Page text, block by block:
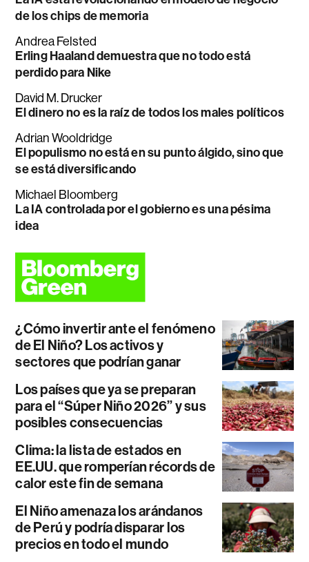
de los chips de memoria
Andrea Felsted
Erling Haaland demuestra que no todo está
perdido para Nike
David M. Drucker
El dinero no es la raíz de todos los males políticos
Adrian Wooldridge
El populismo no está en su punto álgido, sino que
se está diversificando
Michael Bloomberg
La IA controlada por el gobierno es una pésima
idea
¿Cómo invertir ante el fenómeno
de El Niño? Los activos y
sectores que podrían ganar
Los países que ya se preparan
para el “Súper Niño 2026” y sus
posibles consecuencias
Clima: la lista de estados en
EE.UU. que romperían récords de
calor este fin de semana
El Niño amenaza los arándanos
de Perú y podría disparar los
precios en todo el mundo